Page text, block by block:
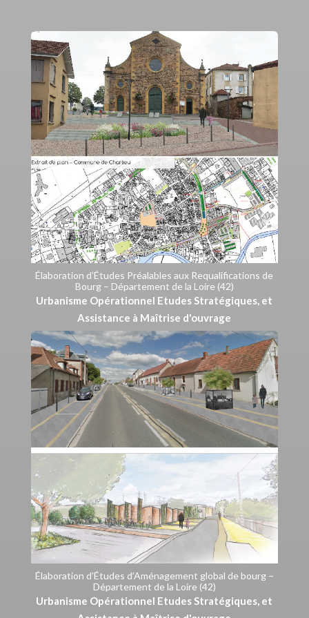
Élaboration d’Études Préalables aux Requalifications de
Bourg – Département de la Loire (42)
Urbanisme Opérationnel Etudes Stratégiques, et
Assistance à Maîtrise d'ouvrage
Élaboration d’Études d’Aménagement global de bourg –
Département de la Loire (42)
Urbanisme Opérationnel Etudes Stratégiques, et